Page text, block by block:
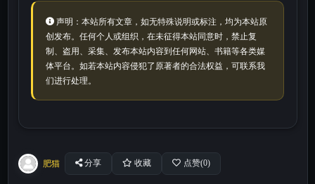
声明：本站所有文章，如无特殊说明或标注，均为本站原
创发布。任何个人或组织，在未征得本站同意时，禁止复
制、盗用、采集、发布本站内容到任何网站、书籍等各类媒
体平台。如若本站内容侵犯了原著者的合法权益，可联系我
们进行处理。
肥猫 分享 收藏 点赞(0)